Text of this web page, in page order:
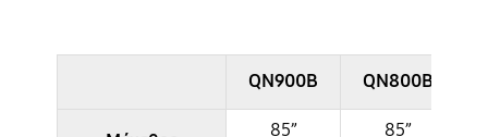
QN900B QN800B
85”
85”